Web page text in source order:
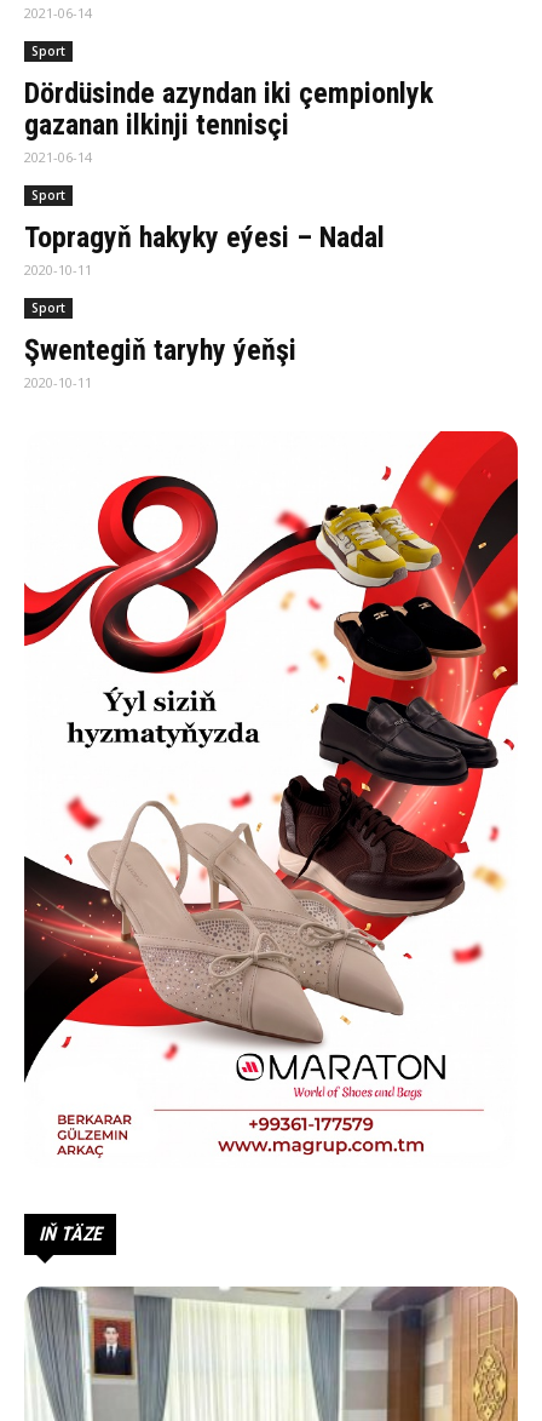
2021-06-14
Sport
Dördüsinde azyndan iki çempionlyk
gazanan ilkinji tennisçi
2021-06-14
Sport
Topragyň hakyky eýesi – Nadal
2020-10-11
Sport
Şwentegiň taryhy ýeňşi
2020-10-11
IŇ TÄZE